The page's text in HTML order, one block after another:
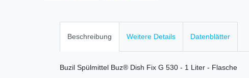
Beschreibung Weitere Details Datenblätter
Buzil Spülmittel Buz® Dish Fix G 530 - 1 Liter - Flasche